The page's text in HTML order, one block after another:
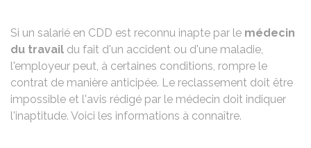
Si un salarié en CDD est reconnu inapte par le médecin
du travail du fait d'un accident ou d'une maladie,
l'employeur peut, à certaines conditions, rompre le
contrat de manière anticipée. Le reclassement doit être
impossible et l'avis rédigé par le médecin doit indiquer
l'inaptitude. Voici les informations à connaître.